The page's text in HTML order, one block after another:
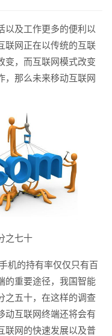
及工作更多的便利以
联网正在以传统的互联
变，而互联网模式改变
，那么未来移动互联网
之七十
的持有率仅仅只有百
的重要途径，我国智能
之五十，在这样的调查
动互联网终端还将会有
联网的快速发展以及普
微信号